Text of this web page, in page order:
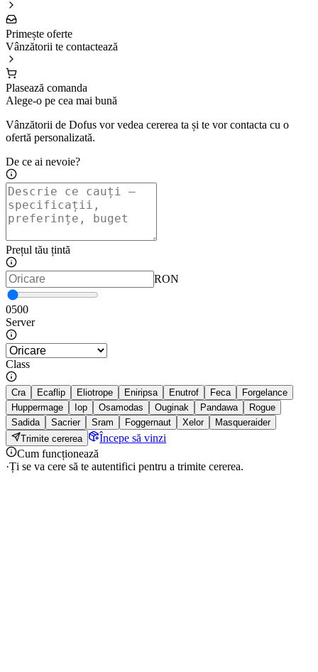
Primește oferte
Vânzătorii te contactează
Plasează comanda
Alege-o pe cea mai bună
Vânzătorii de Dofus vor vedea cererea ta și te vor contacta cu o
ofertă personalizată.
De ce ai nevoie?
Prețul tău țintă
RON
0500
Server
Class
Cra Ecaflip Eliotrope Eniripsa Enutrof Feca
Forgelance
Huppermage
Iop Osamodas Ouginak Pandawa
Rogue
Sadida
Sacrier Sram Foggernaut Xelor
Masqueraider
Trimite cererea
Începe să vinzi
Cum funcționează
·Ți se va cere să te autentifici pentru a trimite cererea.